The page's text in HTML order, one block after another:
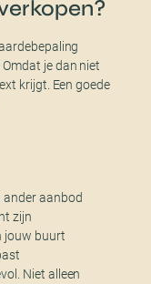
je dan niet
krijgt. Een goede
aanbod
zijn
jouw buurt
Niet alleen